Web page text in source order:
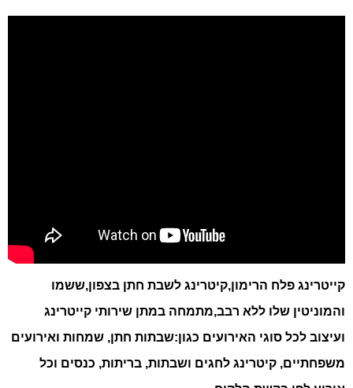
קייטרינג פלח הרימון,קיטרינג לשבת חתן בצפון,ששמו
והמוניטין שלו ללא רבב,מתמחה במתן שירותי קייטרינג
ועיצוב לכל סוגי האירועים כגון:שבתות חתן, שמחות ואירועים
משפחתיים, קיטרינג לחגים ושבתות, בריתות, כנסים וכל